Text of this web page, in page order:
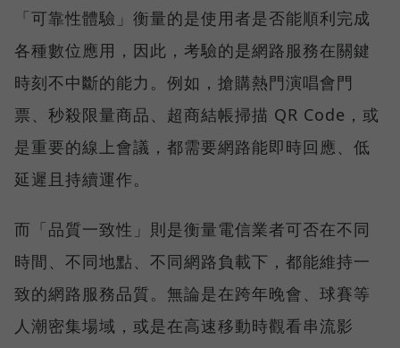
「可靠性體驗」衡量的是使用者是否能順利完成
各種數位應用，因此，考驗的是網路服務在關鍵
時刻不中斷的能力。例如，搶購熱門演唱會門
票、秒殺限量商品、超商結帳掃描 QR Code，或
是重要的線上會議，都需要網路能即時回應、低
延遲且持續運作。
而「品質一致性」則是衡量電信業者可否在不同
時間、不同地點、不同網路負載下，都能維持一
致的網路服務品質。無論是在跨年晚會、球賽等
人潮密集場域，或是在高速移動時觀看串流影